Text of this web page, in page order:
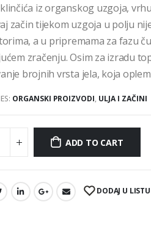
iz organskog uzgoja,
začin tijekom uzgoja u polju
a u pripremama za fazu
zračenju. Osim za izradu
brojnih vrsta jela, koja
ORGANSKI PROIZVODI, ULJA I ZAČINI
ADD TO CART
DODAJ U